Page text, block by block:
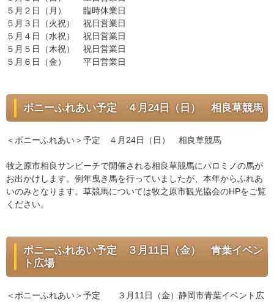
５月２日（月） 臨時休業日
５月３日（火祝） 祝日営業日
５月４日（水祝） 祝日営業日
５月５日（木祝） 祝日営業日
５月６日（金） 平日営業日
ポニーふれあい予定 ４月24日（日） 相良草競馬
＜ポニーふれあい＞予定 ４月24日（日） 相良草競馬
牧之原市相良サンビーチで開催される相良草競馬にパロミノの馬が
お出かけします。例年曳き馬を行っていましたが、本年からふれあ
いのみとなります。草競馬については牧之原市観光協会のHPをご覧
ください。
ポニーふれあい予定 ３月11日（金） 青葉イベン
ト広場
＜ポニーふれあい＞予定 ３月11日（金）静岡市青葉イベント広